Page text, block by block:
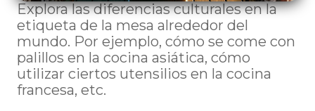
Explora las diferencias culturales en la
etiqueta de la mesa alrededor del
mundo. Por ejemplo, cómo se come con
palillos en la cocina asiática, cómo
utilizar ciertos utensilios en la cocina
francesa, etc.